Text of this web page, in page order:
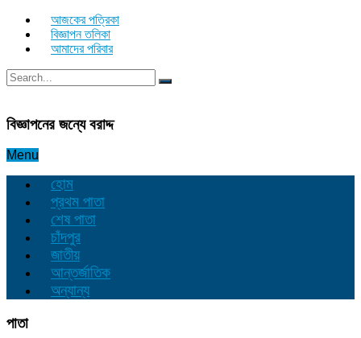
আজকের পত্রিকা
বিজ্ঞাপন তলিকা
আমাদের পরিবার
বিজ্ঞাপনের জন্যে বরাদ্দ
Menu
হোম
প্রথম পাতা
শেষ পাতা
চাঁদপুর
জাতীয়
আন্তর্জাতিক
অন্যান্য
পাতা